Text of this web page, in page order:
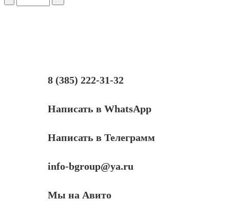
Тонер
8 (385) 222-31-32
Написать в WhatsApp
Написать в Телеграмм
info-bgroup@ya.ru
Мы на Авито